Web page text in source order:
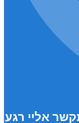
אליי רגע